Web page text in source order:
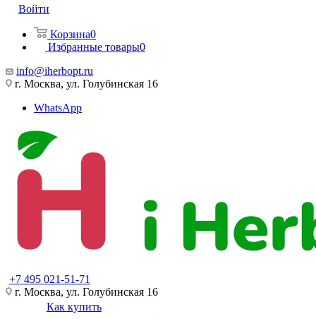
Войти
Корзина0
Избранные товары0
info@iherbopt.ru
г. Москва, ул. Голубинская 16
WhatsApp
+7 495 021-51-71
г. Москва, ул. Голубинская 16
Как купить